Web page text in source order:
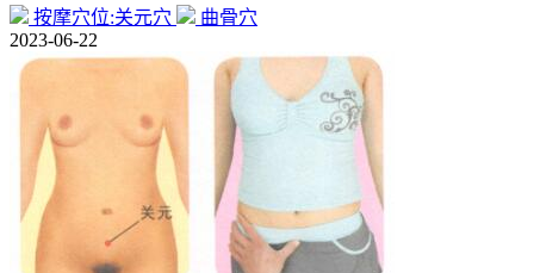
按摩穴位:关元穴
曲骨穴
2023-06-22